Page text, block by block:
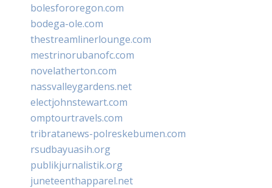
bolesfororegon.com
bodega-ole.com
thestreamlinerlounge.com
mestrinorubanofc.com
novelatherton.com
nassvalleygardens.net
electjohnstewart.com
omptourtravels.com
tribratanews-polreskebumen.com
rsudbayuasih.org
publikjurnalistik.org
juneteenthapparel.net